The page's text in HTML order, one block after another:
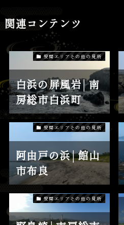
関連コンテンツ
安房エリアその他の見所
白浜の屏風岩│南
房総市白浜町
安房エリアその他の見所
阿由戸の浜│館山
市布良
安房エリアその他の見所